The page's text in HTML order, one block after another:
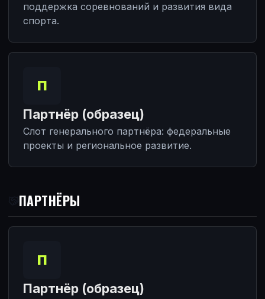
поддержка соревнований и развития вида
спорта.
П
Партнёр (образец)
Слот генерального партнёра: федеральные
проекты и региональное развитие.
ПАРТНЁРЫ
П
Партнёр (образец)